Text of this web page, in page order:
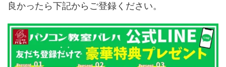
良かったら下記からご登録ください。